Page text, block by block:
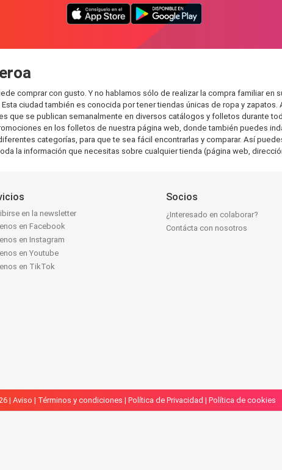
comprar con gusto. Y no hablamos sólo de realizar la compra familiar
ciudad también es conocida por tener tiendas únicas de ropa y
que se publican semanalmente en diversos catálogos y folletos durante
en los folletos de nuestra página web, donde también puedes
categorías, para que te sea fácil encontrarlas y comparar. Así
la información que necesitas sobre cualquier tienda (página web,
en la newsletter
en Facebook
en Instagram
en Youtube
en TikTok
Socios
¿Interesado en colaborar?
Contácta con nosotros
| Aviso | Términos y condiciones | Política de Privacidad | Política de cookies